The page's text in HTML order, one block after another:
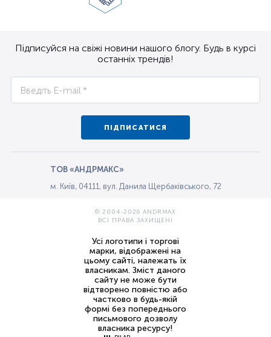
Підписуйся на свіжі новини нашого блогу. Будь в курсі
останніх трендів!
ПІДПИСАТИСЯ
ТОВ «АНДРМАКС»
м. Київ, 04111, вул. Данила Щербаківського, 72
© 2004-2026 ANDRMAX
ВСІ ПРАВА ЗАХИЩЕНІ
Усі логотипи і торгові
марки, відображені на
цьому сайті, належать їх
власникам. Зміст даного
сайту не може бути
відтворено повністю або
частково в будь-якій
формі без попереднього
письмового дозволу
власника ресурсу!